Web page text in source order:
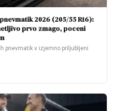
2026 (205/55 R16):
prvo zmago, poceni
pnevmatik v izjemno priljubljeni